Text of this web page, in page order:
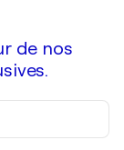
de nos